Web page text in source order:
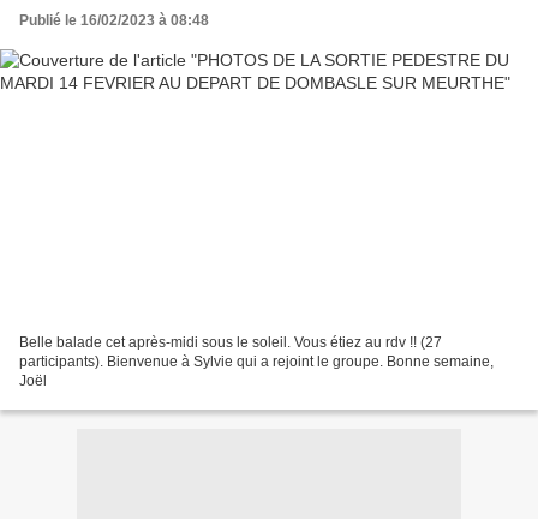
Publié le 16/02/2023 à 08:48
Belle balade cet après-midi sous le soleil. Vous étiez au rdv !! (27
participants). Bienvenue à Sylvie qui a rejoint le groupe. Bonne semaine,
Joël